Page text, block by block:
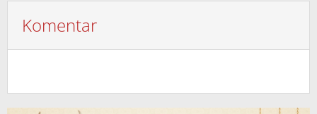
Komentar